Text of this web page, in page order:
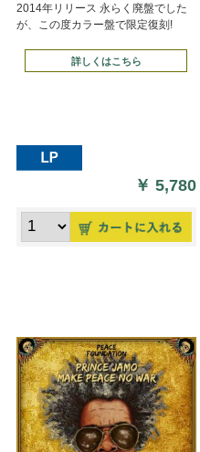
2014年リリース 永らく廃盤でした
が、この度カラー盤で限定復刻!
詳しくはこちら
￥5,780